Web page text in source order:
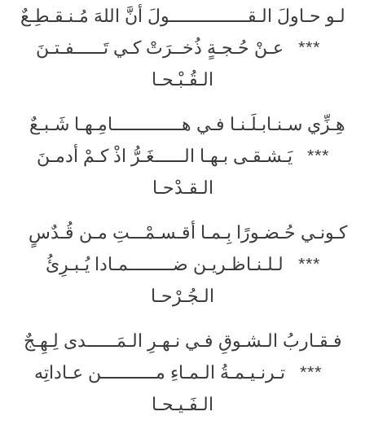
لـو حـاولَ الـقــــــــــــــــولَ أنَّ اللهَ مُـنـقـطِـعٌ
*** عـنْ حُـجـةٍ ذُخــرَتْ كـي تَــــــفـتـنَ
الـقُـبْـحـا
هِـزِّي سـنـابـلَـنـا فـي هــــــــــــــامِـهـا شَـبـعٌ
*** يَـشـقـى بـهـا الــــــغَـرُّ اذْ كـمْ أدمـنَ
الـقـدْحـا
كـونـي حُـضـورًا بِـمـا أقـسـمْـــتِ مـن قُـدٌسٍ
*** لـلـنـاظـريـن ضـــــــــمـادا يُـبـرِئُ
الـجُـرْحـا
فـقـاربُ الـشـوقِ فـي نـهـرِ الـمَــــــدى لِـهِـجٌ
*** تـرنـيـمـةُ الـمـاءِ مـــــــــــن عـاداتِه
الـفَـيـحـا